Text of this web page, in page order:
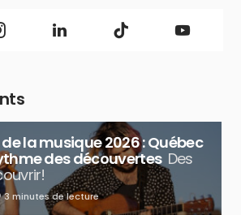
la musique 2026 : Québec
des découvertes Des
3 minutes de lecture